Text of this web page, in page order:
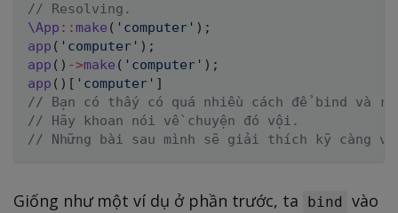
// Resolving.
\App :: make ( 'computer' ) ;
app ( 'computer' ) ;
app ( ) ->make ( 'computer' ) ;
app ( ) [ 'computer' ]
// Bạn có thấy có quá nhiều cách để bind và
// Hãy khoan nói về chuyện đó vội.
// Những bài sau mình sẽ giải thích kỹ càng về
Giống như một ví dụ ở phần trước, ta bind
vào